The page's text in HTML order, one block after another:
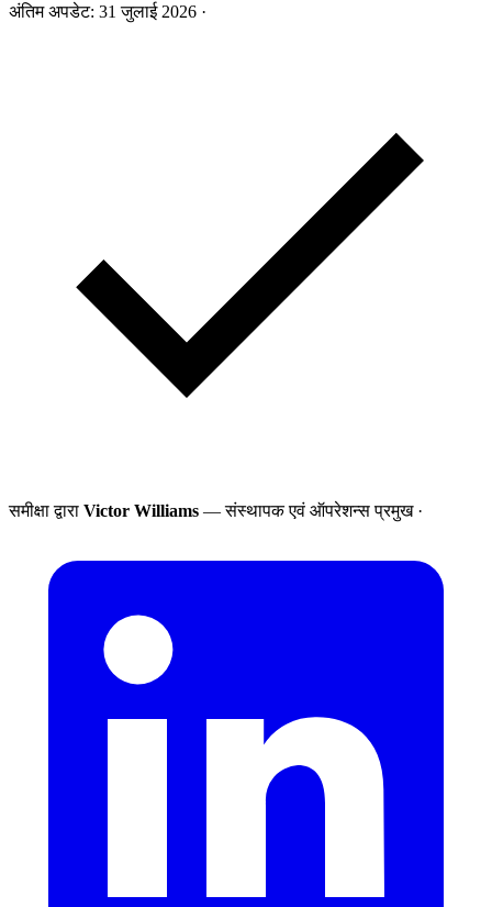
अंतिम अपडेट: 31 जुलाई 2026 ·
समीक्षा द्वारा Victor Williams — संस्थापक एवं ऑपरेशन्स प्रमुख ·